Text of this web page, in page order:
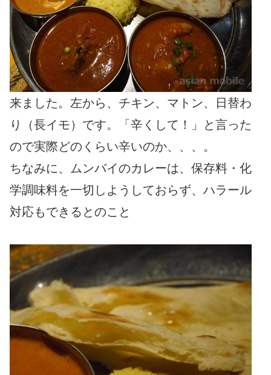
来ました。左から、チキン、マトン、日替わ
り（長イモ）です。「辛くして！」と言った
ので実際どのくらい辛いのか、、、。
ちなみに、ムンバイのカレーは、保存料・化
学調味料を一切しようしておらず、ハラール
対応もできるとのこと